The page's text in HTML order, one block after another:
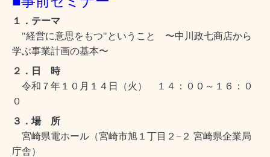
１．テーマ
"経営に意思をもつ"ということ 〜中川政七商店から
学ぶ事業計画の基本〜
２．日 時
令和７年１０月１４日（火） １４：００～１６：０
０
３．場 所
宮崎県電ホール（宮崎市旭１丁目２−２ 宮崎県企業局
庁舎）